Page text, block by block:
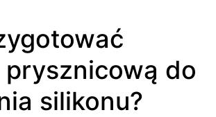
prysznicową do
silikonu?